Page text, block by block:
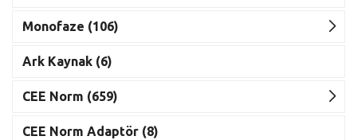
Monofaze (106)
Ark Kaynak (6)
CEE Norm (659)
CEE Norm Adaptör (8)